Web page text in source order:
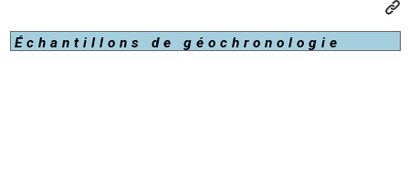
Échantillons de géochronologie